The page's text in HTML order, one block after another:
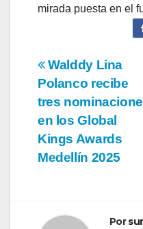
mirada puesta en el
de
entradas
Walddy Lina
Polanco recibe
tres
en los Global
Kings Awards
Medellín 2025
Por